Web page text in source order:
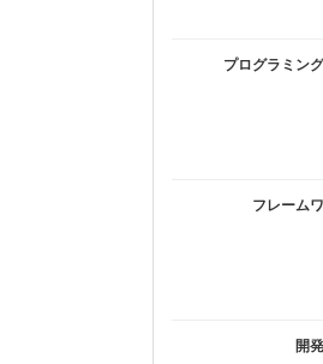
プログラミン
フレーム
開